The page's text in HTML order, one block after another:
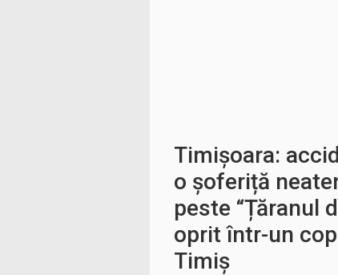
Timișoara:
o șoferiță
peste “Țăranul
oprit într-un
Timiș